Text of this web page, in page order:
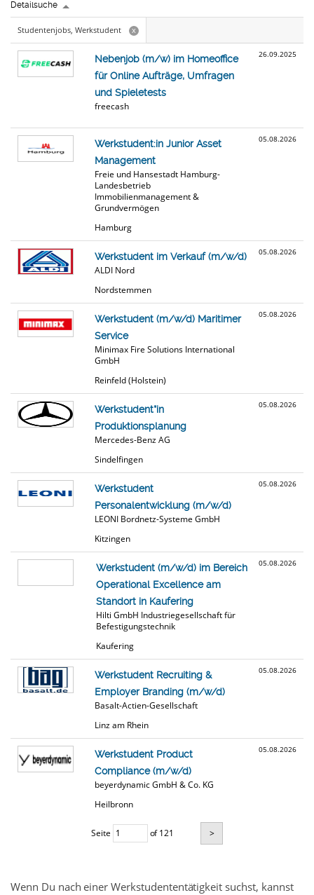
Detailsuche
Studentenjobs, Werkstudent x
26.09.2025
Nebenjob (m/w) im Homeoffice
für Online Aufträge, Umfragen
und Spieletests
freecash
05.08.2026
Werkstudent:in Junior Asset
Management
Freie und Hansestadt Hamburg-
Landesbetrieb
Immobilienmanagement &
Grundvermögen
Hamburg
05.08.2026
Werkstudent im Verkauf (m/w/d)
ALDI Nord
Nordstemmen
05.08.2026
Werkstudent (m/w/d) Maritimer
Service
Minimax Fire Solutions International
GmbH
Reinfeld (Holstein)
05.08.2026
Werkstudent*in
Produktionsplanung
Mercedes-Benz AG
Sindelfingen
05.08.2026
Werkstudent
Personalentwicklung (m/w/d)
LEONI Bordnetz-Systeme GmbH
Kitzingen
05.08.2026
Werkstudent (m/w/d) im Bereich
Operational Excellence am
Standort in Kaufering
Hilti GmbH Industriegesellschaft für
Befestigungstechnik
Kaufering
05.08.2026
Werkstudent Recruiting &
Employer Branding (m/w/d)
Basalt-Actien-Gesellschaft
Linz am Rhein
05.08.2026
Werkstudent Product
Compliance (m/w/d)
beyerdynamic GmbH & Co. KG
Heilbronn
Seite of 121 >
Wenn Du nach einer Werkstudententätigkeit suchst, kannst